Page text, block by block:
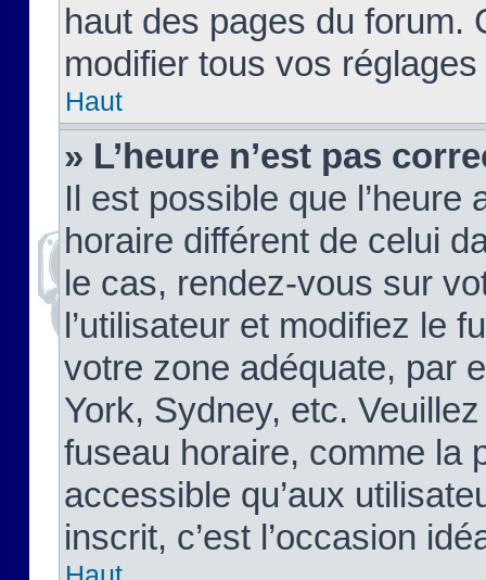
haut des pages du forum.
modifier tous vos
Haut
» L’heure n’est pas
Il est possible que
horaire différent de celui
le cas, rendez-vous sur
l’utilisateur et modifiez le
votre zone adéquate, par
York, Sydney, etc.
fuseau horaire, comme la
accessible qu’aux
inscrit, c’est l’occasion